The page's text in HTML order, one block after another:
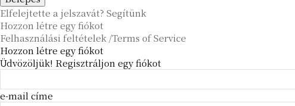
Elfelejtette a jelszavát? Segítünk
Hozzon létre egy fiókot
Felhasználási feltételek /Terms of Service
Hozzon létre egy fiókot
Üdvözöljük! Regisztráljon egy fiókot
e-mail címe